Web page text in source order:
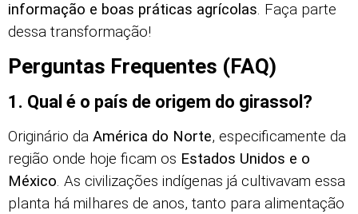
informação e boas práticas agrícolas. Faça parte
dessa transformação!
Perguntas Frequentes (FAQ)
1. Qual é o país de origem do girassol?
Originário da América do Norte, especificamente da
região onde hoje ficam os Estados Unidos e o
México. As civilizações indígenas já cultivavam essa
planta há milhares de anos, tanto para alimentação